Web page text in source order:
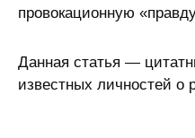
провокационную
Данная статья —
известных личностей о